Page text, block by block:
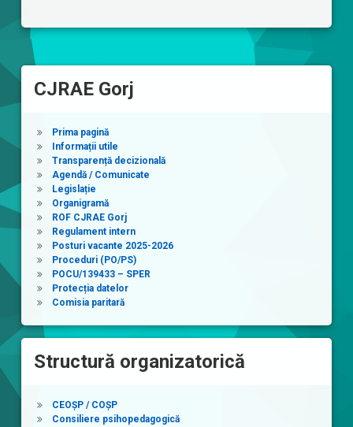
CJRAE Gorj
Prima pagină
Informații utile
Transparență decizională
Agendă / Comunicate
Legislație
Organigramă
ROF CJRAE Gorj
Regulament intern
Posturi vacante 2025-2026
Proceduri (PO/PS)
POCU/139433 – SPER
Protecția datelor
Comisia paritară
Structură organizatorică
CEOȘP / COȘP
Consiliere psihopedagogică